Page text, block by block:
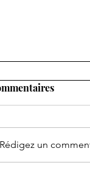
Rédigez un